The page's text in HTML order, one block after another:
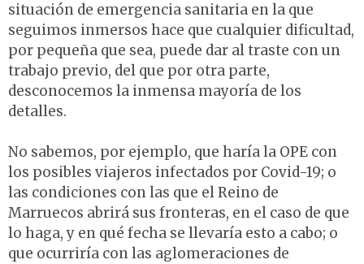
situación de emergencia sanitaria en la que
seguimos inmersos hace que cualquier dificultad,
por pequeña que sea, puede dar al traste con un
trabajo previo, del que por otra parte,
desconocemos la inmensa mayoría de los
detalles.
No sabemos, por ejemplo, que haría la OPE con
los posibles viajeros infectados por Covid-19; o
las condiciones con las que el Reino de
Marruecos abrirá sus fronteras, en el caso de que
lo haga, y en qué fecha se llevaría esto a cabo; o
que ocurriría con las aglomeraciones de